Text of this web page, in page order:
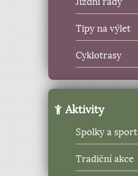
Tipy na výlet
Cyklotrasy
Aktivity
Spolky a sport
Tradiční akce